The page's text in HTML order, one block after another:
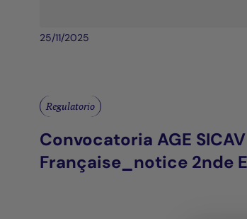
25/11/2025
Regulatorio
Convocatoria AGE
Française_notice 2nde